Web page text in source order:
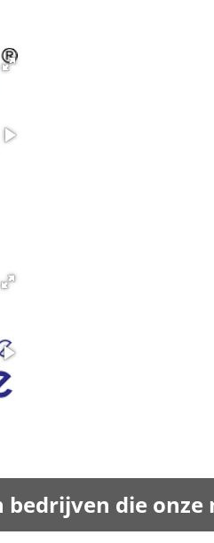
bedrijven die